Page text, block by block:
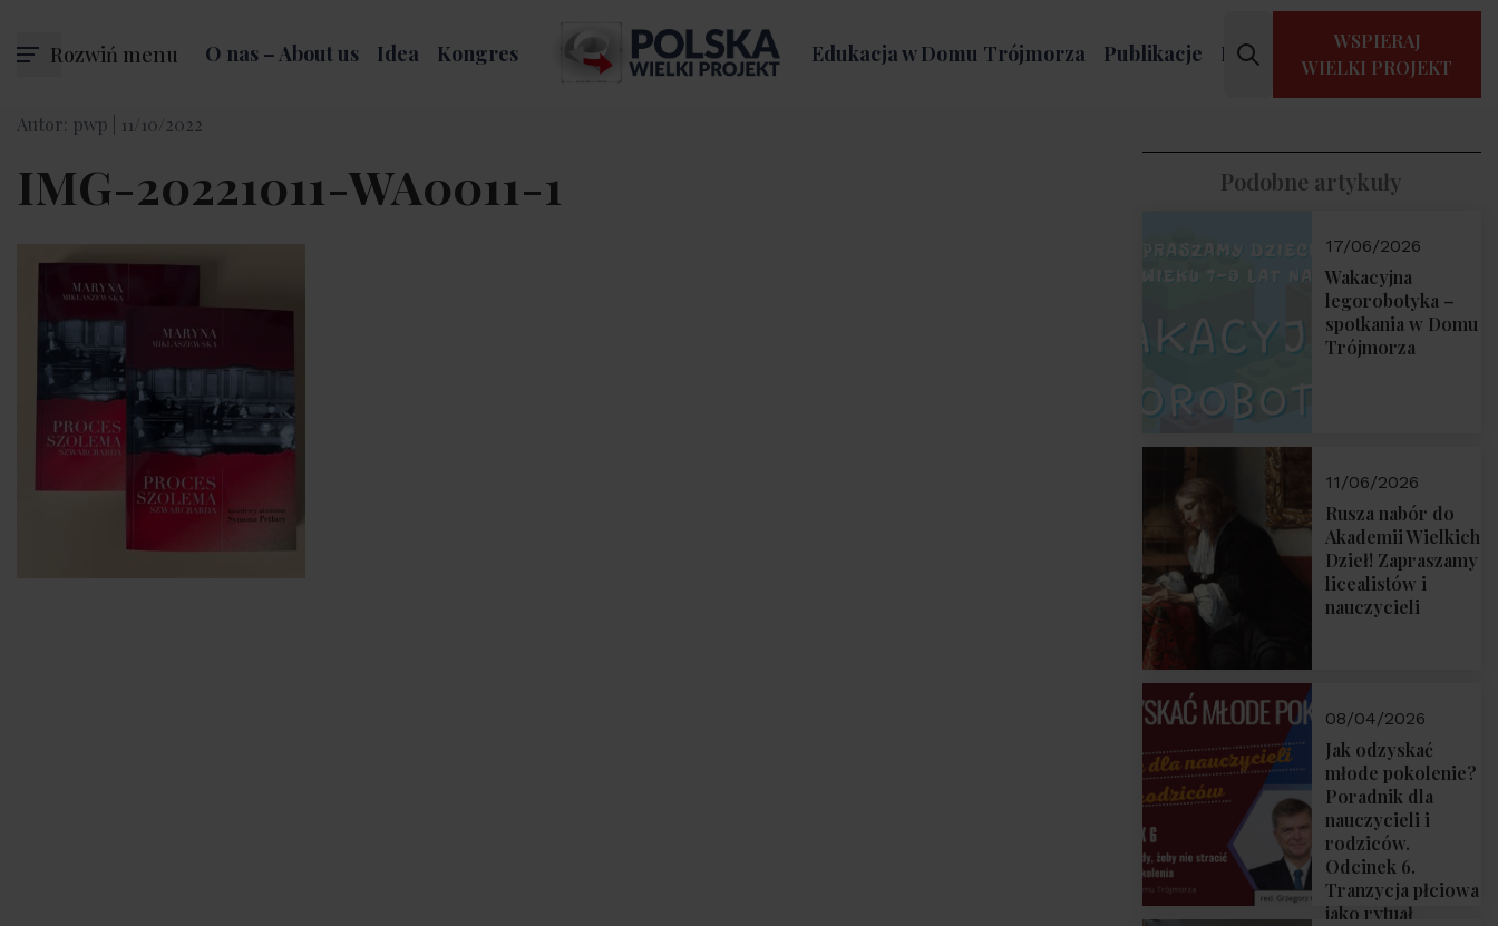
Rozwiń menu O nas – About us Idea Kongres Edukacja w Domu Trójmorza Publikacje Kontakt
WSPIERAJ
WIELKI PROJEKT
Autor: pwp | 11/10/2022
IMG-20221011-WA0011-1 Podobne artykuły
17/06/2026
Wakacyjna
legorobotyka –
spotkania w Domu
Trójmorza
11/06/2026
Rusza nabór do
Akademii Wielkich
Dzieł! Zapraszamy
licealistów i
nauczycieli
08/04/2026
Jak odzyskać
młode pokolenie?
Poradnik dla
nauczycieli i
rodziców.
Odcinek 6.
Tranzycja płciowa
jako rytuał